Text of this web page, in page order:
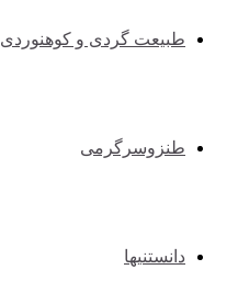
طبیعت گردی و کوهنوردی
طنزوسرگرمی
دانستنیها